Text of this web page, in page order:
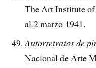
The Art Institute of
al 2 marzo 1941.
Autorretratos de
Nacional de Arte